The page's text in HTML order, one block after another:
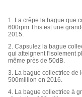
1. La crêpe la bague que
600rpm.This est une
2015.
2. Capsulez la bague
qui atteignent l'isolement
même près de 50dB.
3. La bague collectrice de
500million en 2016.
4. La bague collectrice à